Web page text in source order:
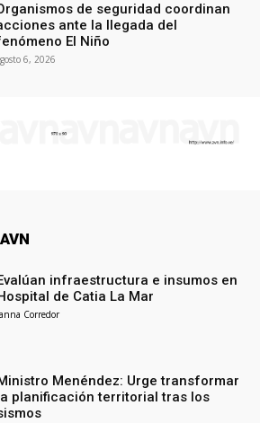
de seguridad coordinan
ante la llegada del
El Niño
6, 2026
infraestructura e insumos en
de Catia La Mar
Corredor
Menéndez: Urge transformar
planificación territorial tras los